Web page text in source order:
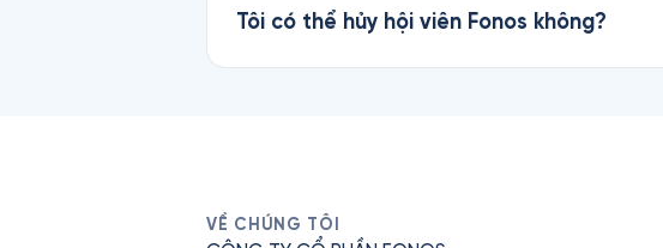
Tôi có thể hủy hội viên Fonos không?
VỀ CHÚNG TÔI